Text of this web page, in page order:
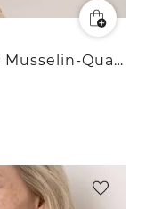
V-Neck Blusentop in Musselin-Qualität